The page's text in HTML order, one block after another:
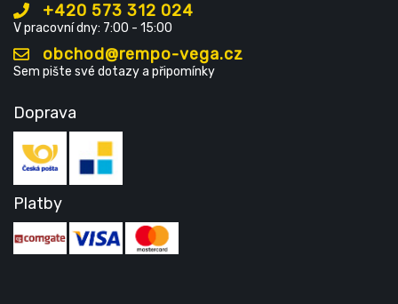
+420 573 312 024
V pracovní dny: 7:00 - 15:00
obchod@rempo-vega.cz
Sem pište své dotazy a připomínky
Doprava
Platby